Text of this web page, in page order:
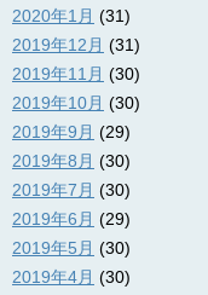
2020年1月 (31)
2019年12月 (31)
2019年11月 (30)
2019年10月 (30)
2019年9月 (29)
2019年8月 (30)
2019年7月 (30)
2019年6月 (29)
2019年5月 (30)
2019年4月 (30)